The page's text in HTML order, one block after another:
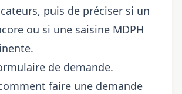
puis de préciser si un
ou si une saisine MDPH
de demande.
faire une demande